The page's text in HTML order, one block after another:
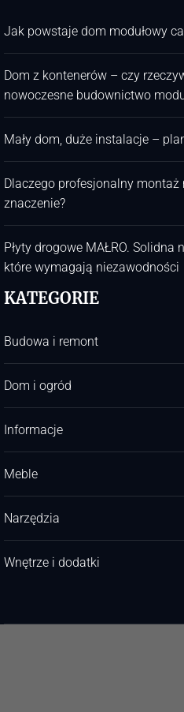
Jak powstaje dom modułowy
Dom z kontenerów – czy
nowoczesne budownictwo
Mały dom, duże instalacje –
Dlaczego profesjonalny
znaczenie?
Płyty drogowe MAŁRO.
które wymagają niezawodności
KATEGORIE
Budowa i remont
Dom i ogród
Informacje
Meble
Narzędzia
Wnętrze i dodatki